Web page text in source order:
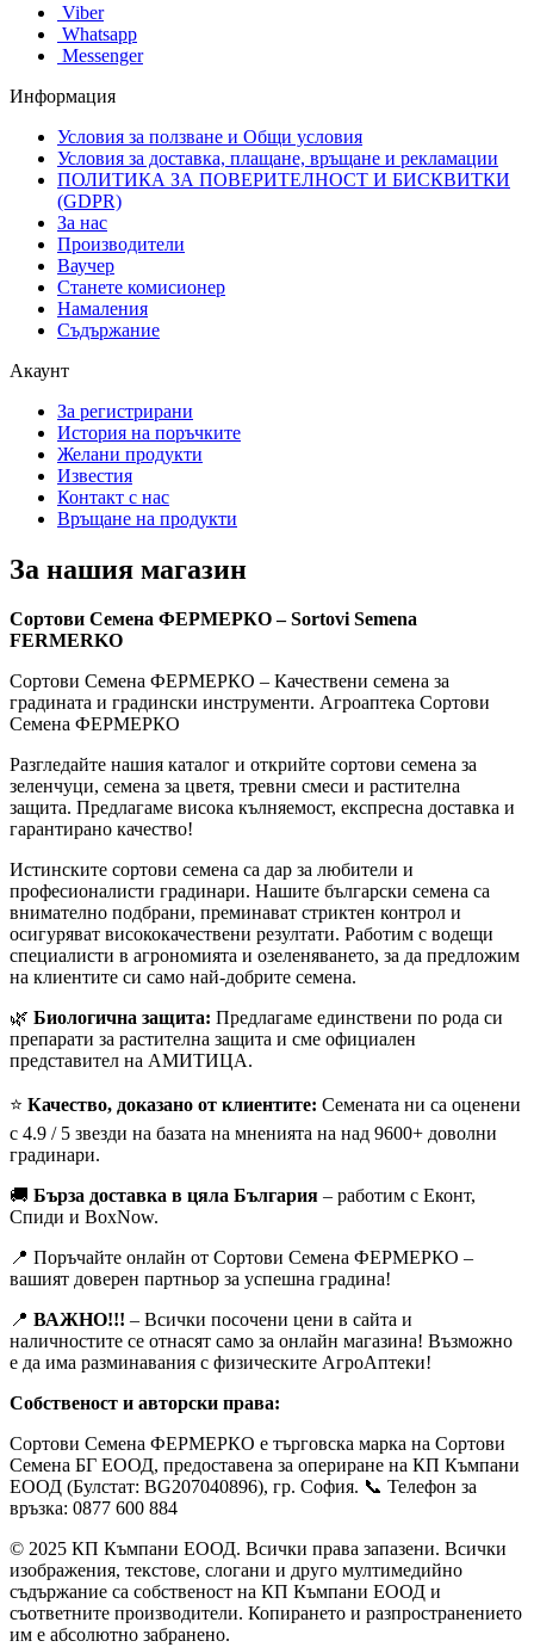
Viber
Whatsapp
Messenger
Информация
Условия за ползване и Общи условия
Условия за доставка, плащане, връщане и рекламации
ПОЛИТИКА ЗА ПОВЕРИТЕЛНОСТ И БИСКВИТКИ
(GDPR)
За нас
Производители
Ваучер
Станете комисионер
Намаления
Съдържание
Акаунт
За регистрирани
История на поръчките
Желани продукти
Известия
Контакт с нас
Връщане на продукти
За нашия магазин
Сортови Семена ФЕРМЕРКО – Sortovi Semena
FERMERKO
Сортови Семена ФЕРМЕРКО – Качествени семена за
градината и градински инструменти. Агроаптека Сортови
Семена ФЕРМЕРКО
Разгледайте нашия каталог и открийте сортови семена за
зеленчуци, семена за цветя, тревни смеси и растителна
защита. Предлагаме висока кълняемост, експресна доставка и
гарантирано качество!
Истинските сортови семена са дар за любители и
професионалисти градинари. Нашите български семена са
внимателно подбрани, преминават стриктен контрол и
осигуряват висококачествени резултати. Работим с водещи
специалисти в агрономията и озеленяването, за да предложим
на клиентите си само най-добрите семена.
🌿 Биологична защита: Предлагаме единствени по рода си
препарати за растителна защита и сме официален
представител на АМИТИЦА.
⭐ Качество, доказано от клиентите: Семената ни са оценени
с 4.9 / 5 звезди на базата на мненията на над 9600+ доволни
градинари.
🚚 Бърза доставка в цяла България – работим с Еконт,
Спиди и BoxNow.
📍 Поръчайте онлайн от Сортови Семена ФЕРМЕРКО –
вашият доверен партньор за успешна градина!
📍 ВАЖНО!!! – Всички посочени цени в сайта и
наличностите се отнасят само за онлайн магазина! Възможно
е да има разминавания с физическите АгроАптеки!
Собственост и авторски права:
Сортови Семена ФЕРМЕРКО е търговска марка на Сортови
Семена БГ ЕООД, предоставена за опериране на КП Къмпани
ЕООД (Булстат: BG207040896), гр. София. 📞 Телефон за
връзка: 0877 600 884
© 2025 КП Къмпани ЕООД. Всички права запазени. Всички
изображения, текстове, слогани и друго мултимедийно
съдържание са собственост на КП Къмпани ЕООД и
съответните производители. Копирането и разпространението
им е абсолютно забранено.